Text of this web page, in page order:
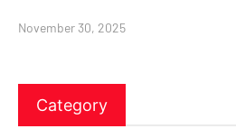
November 30, 2025
Category